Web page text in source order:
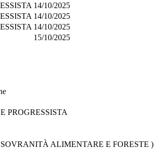
14/10/2025
14/10/2025
14/10/2025
15/10/2025
PROGRESSISTA
ALIMENTARE E FORESTE )